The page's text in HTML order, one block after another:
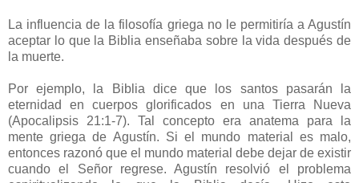
La influencia de la filosofía griega no le permitiría a Agustín
aceptar lo que la Biblia enseñaba sobre la vida después de
la muerte.
Por ejemplo, la Biblia dice que los santos pasarán la
eternidad en cuerpos glorificados en una Tierra Nueva
(Apocalipsis 21:1-7). Tal concepto era anatema para la
mente griega de Agustín. Si el mundo material es malo,
entonces razonó que el mundo material debe dejar de existir
cuando el Señor regrese. Agustín resolvió el problema